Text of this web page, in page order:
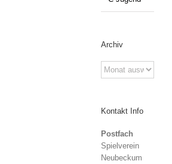
Archiv
Archiv
Kontakt Info
Postfach
Spielverein
Neubeckum